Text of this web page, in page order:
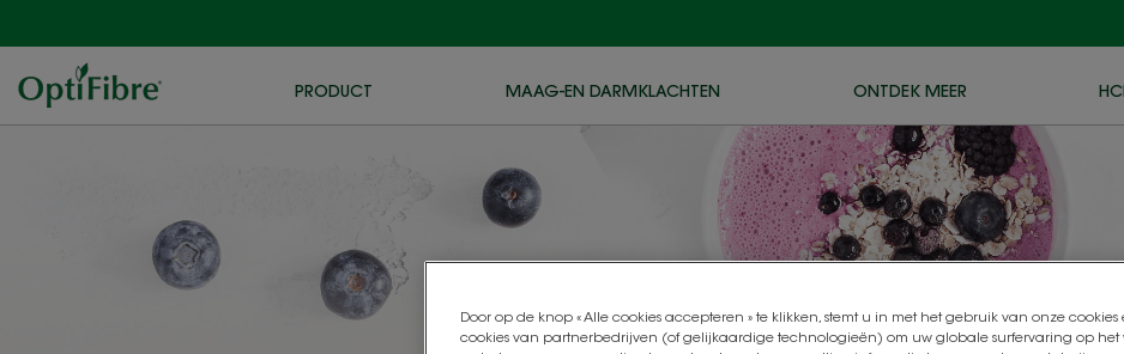
PRODUCT MAAG-EN DARMKLACHTEN ONTDEK MEER
Door op de knop « Alle cookies accepteren » te klikken, stemt u in met het gebruik van onze cookies
cookies van partnerbedrijven (of gelijkaardige technologieën) om uw globale surfervaring op het